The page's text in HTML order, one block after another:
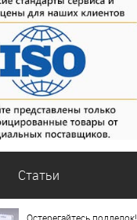
Статьи
Остерегайтесь подделок!